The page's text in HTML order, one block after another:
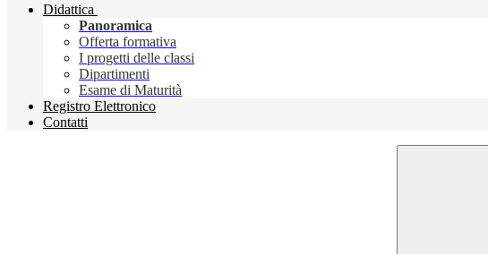
Didattica
Panoramica
Offerta formativa
I progetti delle classi
Dipartimenti
Esame di Maturità
Registro Elettronico
Contatti